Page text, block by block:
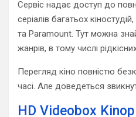
Сервіс надає доступ до
серіалів багатьох
та Paramount. Тут можна
жанрів, в тому числі
Перегляд кіно повністю
часі. Але доведеться
HD Videobox